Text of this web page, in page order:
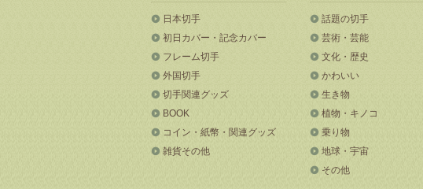
日本切手
初日カバー・記念カバー
フレーム切手
外国切手
切手関連グッズ
BOOK
コイン・紙幣・関連グッズ
雑貨その他
話題の切手
芸術・芸能
文化・歴史
かわいい
生き物
植物・キノコ
乗り物
地球・宇宙
その他